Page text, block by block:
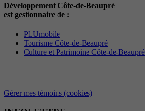
Développement Côte-de-Beaupré
est gestionnaire de :
PLUmobile
Tourisme Côte-de-Beaupré
Culture et Patrimoine Côte-de-Beaupré
Gérer mes témoins (cookies)